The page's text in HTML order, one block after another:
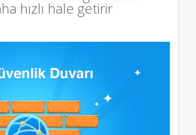
hızlı hale getirir